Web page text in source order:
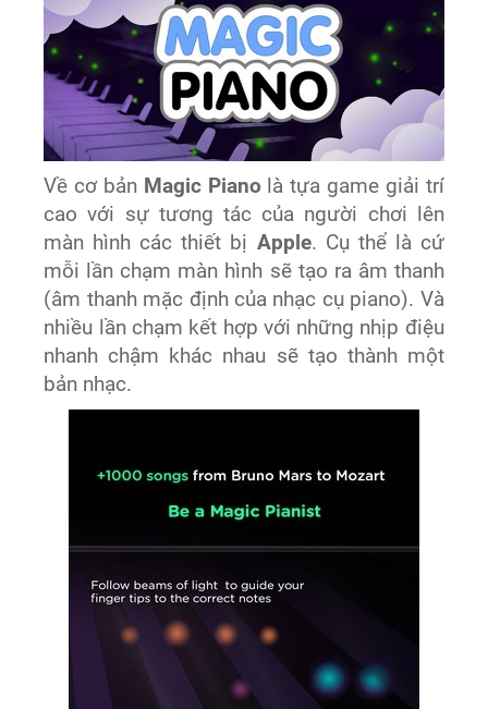
Về cơ bản Magic Piano là tựa game giải trí
cao với sự tương tác của người chơi lên
màn hình các thiết bị Apple. Cụ thể là cứ
mỗi lần chạm màn hình sẽ tạo ra âm thanh
(âm thanh mặc định của nhạc cụ piano). Và
nhiều lần chạm kết hợp với những nhịp điệu
nhanh chậm khác nhau sẽ tạo thành một
bản nhạc.